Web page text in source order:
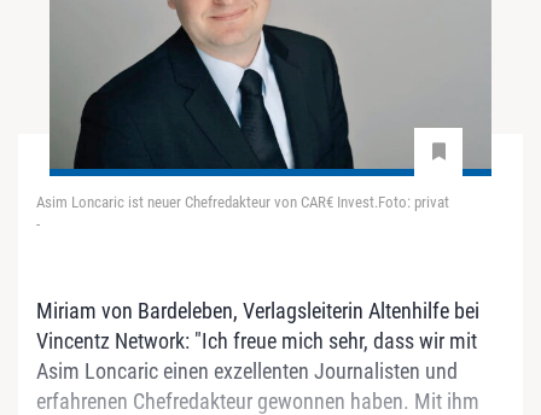
Asim Loncaric ist neuer Chefredakteur von CAR€ Invest.Foto: privat
-
Miriam von Bardeleben, Verlagsleiterin Altenhilfe bei
Vincentz Network: "Ich freue mich sehr, dass wir mit
Asim Loncaric einen exzellenten Journalisten und
erfahrenen Chefredakteur gewonnen haben. Mit ihm